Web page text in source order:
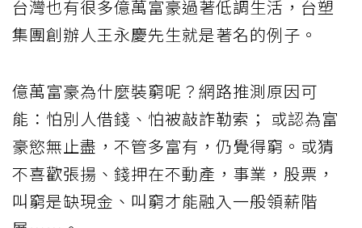
台灣也有很多億萬富豪過著低調生活，台塑
集團創辦人王永慶先生就是著名的例子。
億萬富豪為什麼裝窮呢？網路推測原因可
能：怕別人借錢、怕被敲詐勒索； 或認為富
豪慾無止盡，不管多富有，仍覺得窮。或猜
不喜歡張揚、錢押在不動產，事業，股票，
叫窮是缺現金、叫窮才能融入一般領薪階